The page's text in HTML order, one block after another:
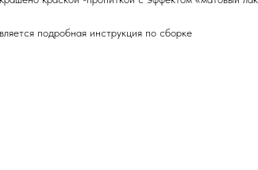
подробная инструкция по сборке